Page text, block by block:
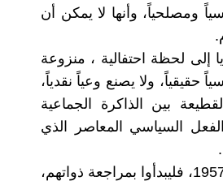
ومصلحياً، وأنها لا يمكن أن
لحظة احتفالية ، منزوعة
حقيقياً، ولا يصنع وعياً نقدياً،
بين الذاكرة الجماعية
السياسي المعاصر الذي
إذا أراد الفاعلون الكرد أن يكونوا فعلاً امتداداً لحزب 1957، فليبدأوا بمراجعة ذواتهم،